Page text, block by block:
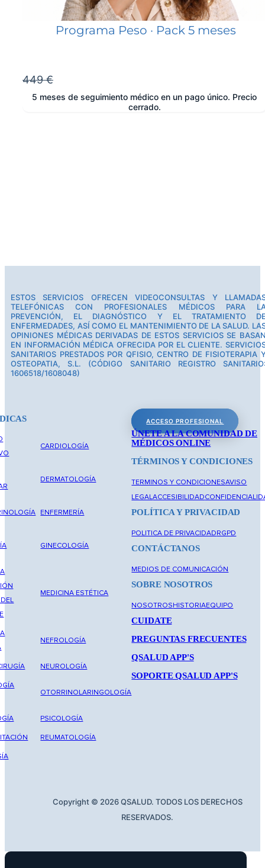
Programa Peso · Pack 5 meses
449 €
5 meses de seguimiento médico en un pago único. Precio
cerrado.
ESTOS SERVICIOS OFRECEN VIDEOCONSULTAS Y
TELEFÓNICAS CON PROFESIONALES MÉDICOS PARA
PREVENCIÓN, EL DIAGNÓSTICO Y EL TRATAMIENTO
ENFERMEDADES, ASÍ COMO EL MANTENIMIENTO DE LA SALUD.
OPINIONES MÉDICAS DERIVADAS DE ESTOS SERVICIOS SE
EN INFORMACIÓN MÉDICA OFRECIDA POR EL CLIENTE.
SANITARIOS PRESTADOS POR QFISIO, CENTRO DE FISIOTERAPIA
OSTEOPATIA, S.L. (CÓDIGO SANITARIO REGISTRO
1606518/1608048)
CARDIOLOGÍA
DERMATOLOGÍA
ENFERMERÍA
GINECOLOGÍA
MEDICINA ESTÉTICA
NEFROLOGÍA
NEUROLOGÍA
OTORRINOLARINGOLOGÍA
PSICOLOGÍA
REUMATOLOGÍA
ACCESO PROFESIONAL
ÚNETE A LA COMUNIDAD DE
MÉDICOS ONLINE
TÉRMINOS Y CONDICIONES
TERMINOS Y CONDICIONESAVISO
LEGALACCESIBILIDAD
POLÍTICA Y PRIVACIDAD
POLITICA DE PRIVACIDADRGPD
CONTÁCTANOS
MEDIOS DE COMUNICACIÓN
SOBRE NOSOTROS
NOSOTROSHISTORIAEQUIPO
CUIDATE
PREGUNTAS FRECUENTES
QSALUD APP'S
SOPORTE QSALUD APP'S
Copyright © 2026 QSALUD. TODOS LOS DERECHOS
RESERVADOS.